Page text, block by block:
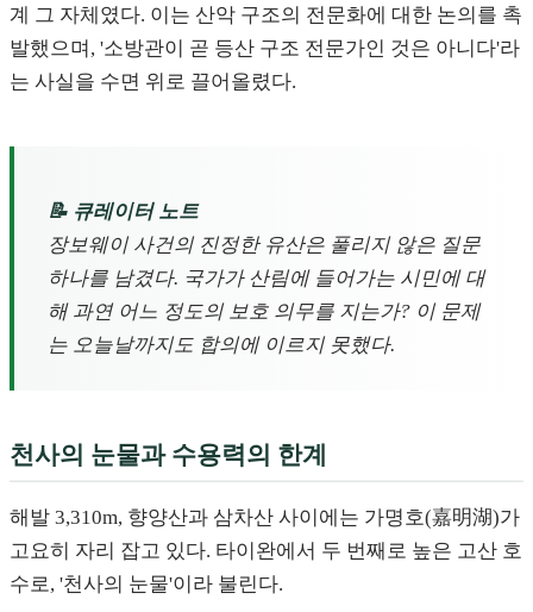
계 그 자체였다. 이는 산악 구조의 전문화에 대한 논의를 촉
발했으며, '소방관이 곧 등산 구조 전문가인 것은 아니다'라
는 사실을 수면 위로 끌어올렸다.
📝 큐레이터 노트
장보웨이 사건의 진정한 유산은 풀리지 않은 질문
하나를 남겼다. 국가가 산림에 들어가는 시민에 대
해 과연 어느 정도의 보호 의무를 지는가? 이 문제
는 오늘날까지도 합의에 이르지 못했다.
천사의 눈물과 수용력의 한계
해발 3,310m, 향양산과 삼차산 사이에는 가명호(嘉明湖)가
고요히 자리 잡고 있다. 타이완에서 두 번째로 높은 고산 호
수로, '천사의 눈물'이라 불린다.